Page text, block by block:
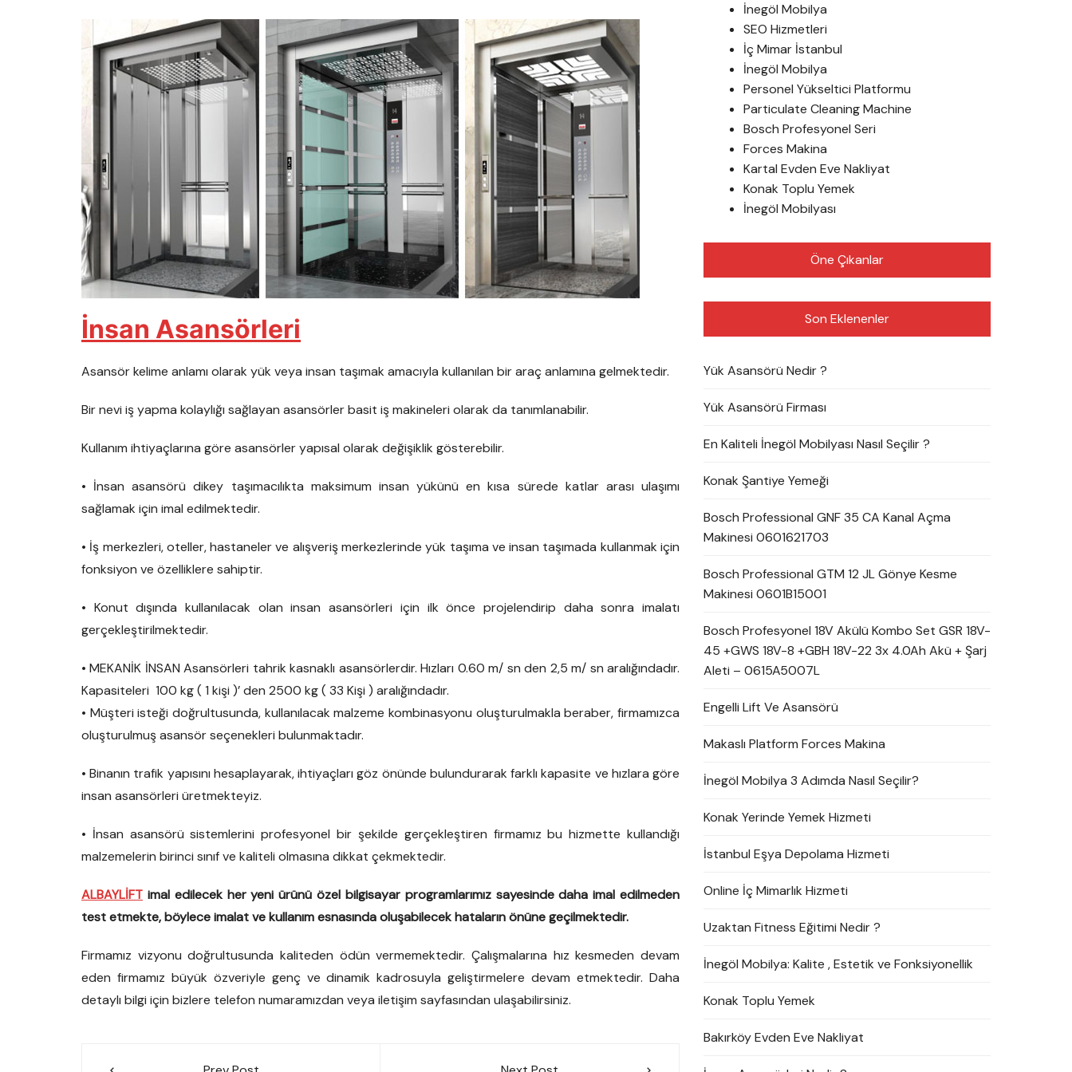
İnsan Asansörleri
Asansör kelime anlamı olarak yük veya insan taşımak amacıyla kullanılan bir araç anlamına gelmektedir.
Bir nevi iş yapma kolaylığı sağlayan asansörler basit iş makineleri olarak da tanımlanabilir.
Kullanım ihtiyaçlarına göre asansörler yapısal olarak değişiklik gösterebilir.
• İnsan asansörü dikey taşımacılıkta maksimum insan yükünü en kısa sürede katlar arası ulaşımı
sağlamak için imal edilmektedir.
• İş merkezleri, oteller, hastaneler ve alışveriş merkezlerinde yük taşıma ve insan taşımada kullanmak için
fonksiyon ve özelliklere sahiptir.
• Konut dışında kullanılacak olan insan asansörleri için ilk önce projelendirip daha sonra imalatı
gerçekleştirilmektedir.
• MEKANİK İNSAN Asansörleri tahrik kasnaklı asansörlerdir. Hızları 0.60 m/ sn den 2,5 m/ sn aralığındadır.
Kapasiteleri 100 kg ( 1 kişi )’ den 2500 kg ( 33 Kişi ) aralığındadır.
• Müşteri isteği doğrultusunda, kullanılacak malzeme kombinasyonu oluşturulmakla beraber, firmamızca
oluşturulmuş asansör seçenekleri bulunmaktadır.
• Binanın trafik yapısını hesaplayarak, ihtiyaçları göz önünde bulundurarak farklı kapasite ve hızlara göre
insan asansörleri üretmekteyiz.
• İnsan asansörü sistemlerini profesyonel bir şekilde gerçekleştiren firmamız bu hizmette kullandığı
malzemelerin birinci sınıf ve kaliteli olmasına dikkat çekmektedir.
ALBAYLİFT imal edilecek her yeni ürünü özel bilgisayar programlarımız sayesinde daha imal edilmeden
test etmekte, böylece imalat ve kullanım esnasında oluşabilecek hataların önüne geçilmektedir.
Firmamız vizyonu doğrultusunda kaliteden ödün vermemektedir. Çalışmalarına hız kesmeden devam
eden firmamız büyük özveriyle genç ve dinamik kadrosuyla geliştirmelere devam etmektedir. Daha
detaylı bilgi için bizlere telefon numaramızdan veya iletişim sayfasından ulaşabilirsiniz.
İnegöl Mobilya
SEO Hizmetleri
İç Mimar İstanbul
İnegöl Mobilya
Personel Yükseltici Platformu
Particulate Cleaning Machine
Bosch Profesyonel Seri
Forces Makina
Kartal Evden Eve Nakliyat
Konak Toplu Yemek
İnegöl Mobilyası
Öne Çıkanlar
Son Eklenenler
Yük Asansörü Nedir ?
Yük Asansörü Firması
En Kaliteli İnegöl Mobilyası Nasıl Seçilir ?
Konak Şantiye Yemeği
Bosch Professional GNF 35 CA Kanal Açma
Makinesi 0601621703
Bosch Professional GTM 12 JL Gönye Kesme
Makinesi 0601B15001
Bosch Profesyonel 18V Akülü Kombo Set GSR 18V-
45 +GWS 18V-8 +GBH 18V-22 3x 4.0Ah Akü + Şarj
Aleti – 0615A5007L
Engelli Lift Ve Asansörü
Makaslı Platform Forces Makina
İnegöl Mobilya 3 Adımda Nasıl Seçilir?
Konak Yerinde Yemek Hizmeti
İstanbul Eşya Depolama Hizmeti
Online İç Mimarlık Hizmeti
Uzaktan Fitness Eğitimi Nedir ?
İnegöl Mobilya: Kalite , Estetik ve Fonksiyonellik
Konak Toplu Yemek
Bakırköy Evden Eve Nakliyat